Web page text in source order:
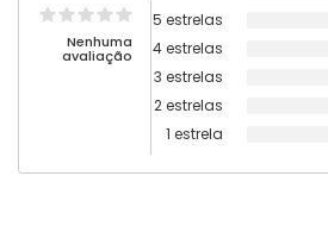
Nenhuma
avaliação
5 estrelas
4 estrelas
3 estrelas
2 estrelas
1 estrela